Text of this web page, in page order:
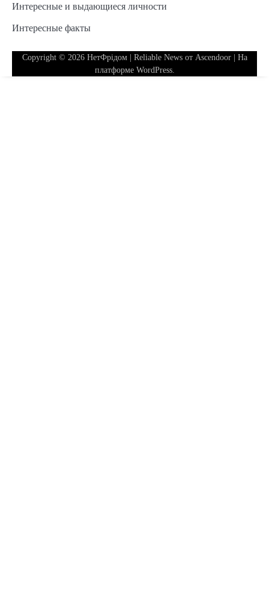
Интересные и выдающиеся личности
Интересные факты
Copyright © 2026 НетФрідом| Reliable News от Ascendoor| На
платформе WordPress.